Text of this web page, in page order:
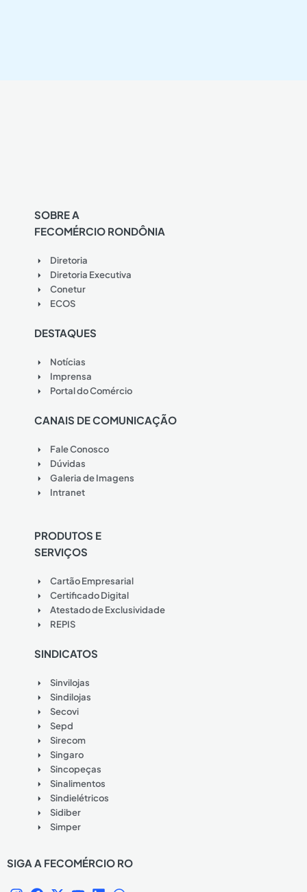
SOBRE A
FECOMÉRCIO RONDÔNIA
Diretoria
Diretoria Executiva
Conetur
ECOS
DESTAQUES
Notícias
Imprensa
Portal do Comércio
CANAIS DE COMUNICAÇÃO
Fale Conosco
Dúvidas
Galeria de Imagens
Intranet
PRODUTOS E
SERVIÇOS
Cartão Empresarial
Certificado Digital
Atestado de Exclusividade
REPIS
SINDICATOS
Sinvilojas
Sindilojas
Secovi
Sepd
Sirecom
Singaro
Sincopeças
Sinalimentos
Sindielétricos
Sidiber
Simper
SIGA A FECOMÉRCIO RO